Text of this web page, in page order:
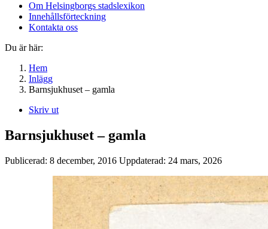
Om Helsingborgs stadslexikon
Innehållsförteckning
Kontakta oss
Du är här:
Hem
Inlägg
Barnsjukhuset – gamla
Skriv ut
Barnsjukhuset – gamla
Publicerad: 8 december, 2016 Uppdaterad: 24 mars, 2026